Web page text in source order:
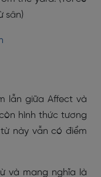
sân)
lẫn giữa Affect và
hình thức tương
này vẫn có điểm
và mang nghĩa là